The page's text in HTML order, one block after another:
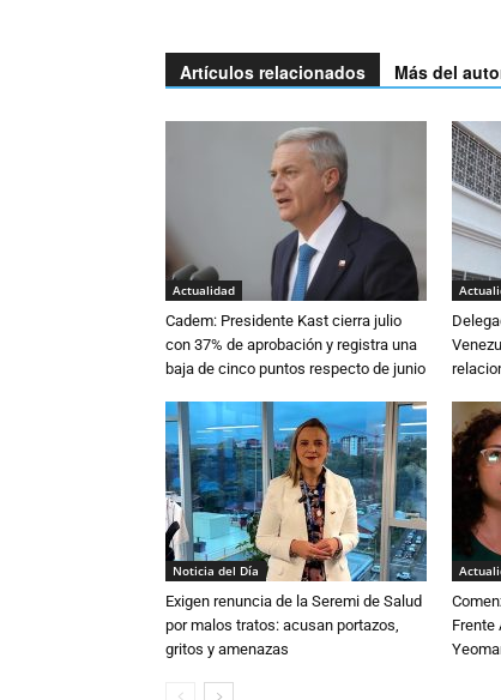
Artículos relacionados Más del
Actualidad
Cadem: Presidente Kast cierra julio
con 37% de aprobación y registra una
baja de cinco puntos respecto de junio
Noticia del Día
Exigen renuncia de la Seremi de Salud
por malos tratos: acusan portazos,
gritos y amenazas
Frente